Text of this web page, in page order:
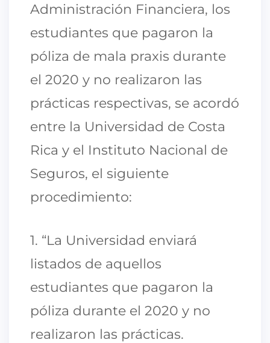
Administración Financiera, los
estudiantes que pagaron la
póliza de mala praxis durante
el 2020 y no realizaron las
prácticas respectivas, se acordó
entre la Universidad de Costa
Rica y el Instituto Nacional de
Seguros, el siguiente
procedimiento:
1. “La Universidad enviará
listados de aquellos
estudiantes que pagaron la
póliza durante el 2020 y no
realizaron las prácticas.